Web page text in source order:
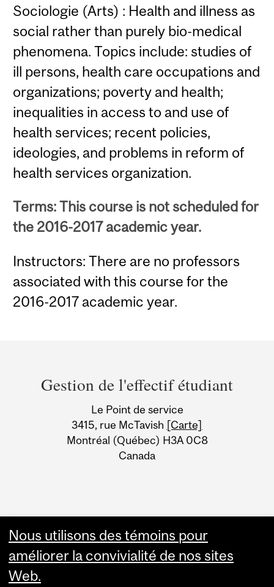
Sociologie (Arts) : Health and illness as
social rather than purely bio-medical
phenomena. Topics include: studies of
ill persons, health care occupations and
organizations; poverty and health;
inequalities in access to and use of
health services; recent policies,
ideologies, and problems in reform of
health services organization.
Terms: This course is not scheduled for
the 2016-2017 academic year.
Instructors: There are no professors
associated with this course for the
2016-2017 academic year.
and
University
Information
Gestion de l'effectif étudiant
Le Point de service
3415, rue McTavish [Carte]
Montréal (Québec) H3A 0C8
Canada
Nous utilisons des témoins pour
améliorer la convivialité de nos sites
Web.